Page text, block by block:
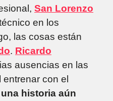
San Lorenzo
en los
las cosas están
. Ricardo
ausencias en las
con el
historia aún